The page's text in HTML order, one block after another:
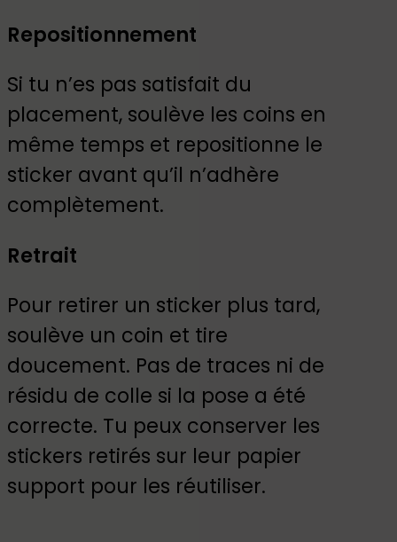
Repositionnement
Si tu n’es pas satisfait du
placement, soulève les coins en
même temps et repositionne le
sticker avant qu’il n’adhère
complètement.
Retrait
Pour retirer un sticker plus tard,
soulève un coin et tire
doucement. Pas de traces ni de
résidu de colle si la pose a été
correcte. Tu peux conserver les
stickers retirés sur leur papier
support pour les réutiliser.